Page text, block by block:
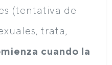
(tentativa de
trata,
cuando la